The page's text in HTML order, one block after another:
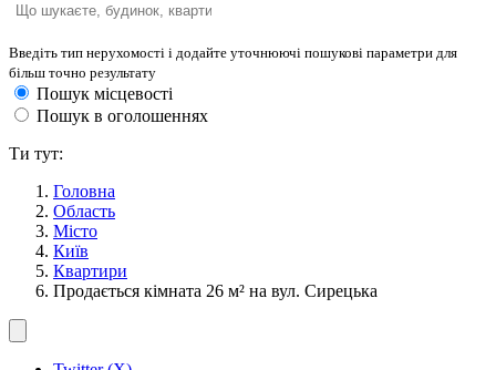
Введіть тип нерухомості і додайте уточнюючі пошукові параметри для
більш точно результату
Пошук місцевості
Пошук в оголошеннях
Ти тут:
Головна
Область
Місто
Київ
Квартири
Продається кімната 26 м² на вул. Сирецька